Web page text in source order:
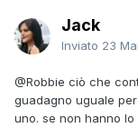
Jack
Inviato 23
@Robbie ciò che
guadagno uguale
uno. se non hanno